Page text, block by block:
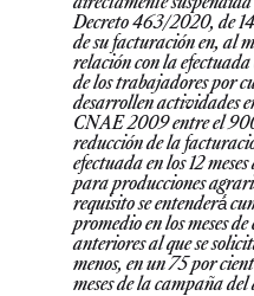
Decreto 463/2020, de
de su facturación en, al
relación con la
de los trabajadores por
desarrollen actividades
CNAE 2009 entre el
reducción de la
efectuada en los 12
para producciones
requisito se entenderá́
promedio en los meses
anteriores al que se
menos, en un 75 por
meses de la campaña